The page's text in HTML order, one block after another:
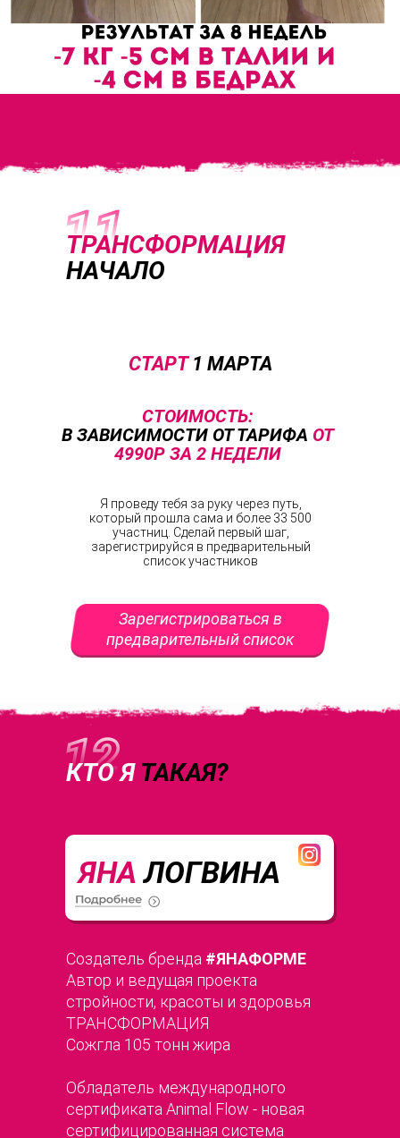
ТРАНСФОРМАЦИЯ
НАЧАЛО
СТАРТ1 МАРТА
СТОИМОСТЬ:
В ЗАВИСИМОСТИ ОТ ТАРИФА ОТ
4990Р ЗА 2 НЕДЕЛИ
Я проведу тебя за руку через путь,
который прошла сама и более 33 500
участниц. Сделай первый шаг,
зарегистрируйся в предварительный
список участников
Зарегистрироваться в
предварительный список
КТО Я ТАКАЯ?
ЯНАЛОГВИНА
Создатель бренда #ЯНАФОРМЕ
Автор и ведущая проекта
стройности, красоты и здоровья
ТРАНСФОРМАЦИЯ
Сожгла 105 тонн жира
Обладатель международного
сертификата Animal Flow - новая
сертифицированная система